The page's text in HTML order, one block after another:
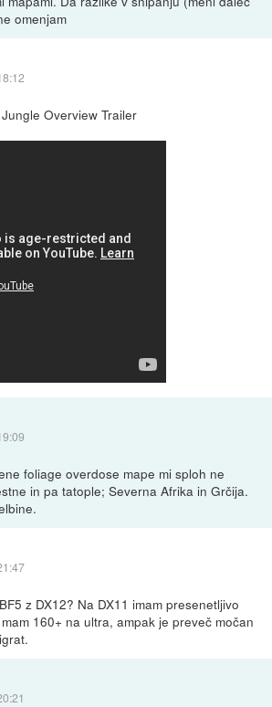
omenjam
Overview Trailer
foliage overdose mape mi sploh ne
in pa tatople; Severna Afrika in Grčija.
z DX12? Na DX11 imam presenetljivo
160+ na ultra, ampak je preveč močan